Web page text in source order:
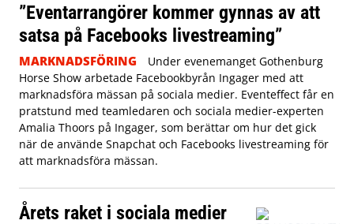
”Eventarrangörer kommer gynnas av att
satsa på Facebooks livestreaming”
MARKNADSFÖRING
Under evenemanget Gothenburg
Horse Show arbetade Facebookbyrån Ingager med att
marknadsföra mässan på sociala medier. Eventeffect får en
pratstund med teamledaren och sociala medier-experten
Amalia Thoors på Ingager, som berättar om hur det gick
när de använde Snapchat och Facebooks livestreaming för
att marknadsföra mässan.
Årets raket i sociala medier